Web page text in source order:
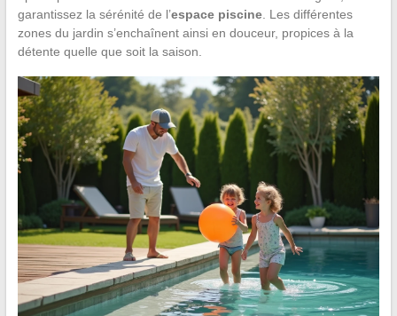
garantissez la sérénité de l’espace piscine. Les différentes
zones du jardin s’enchaînent ainsi en douceur, propices à la
détente quelle que soit la saison.